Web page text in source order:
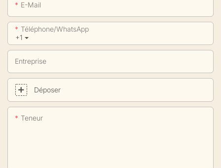
E-Mail
+1
Téléphone/WhatsApp
Entreprise
Déposer
Teneur